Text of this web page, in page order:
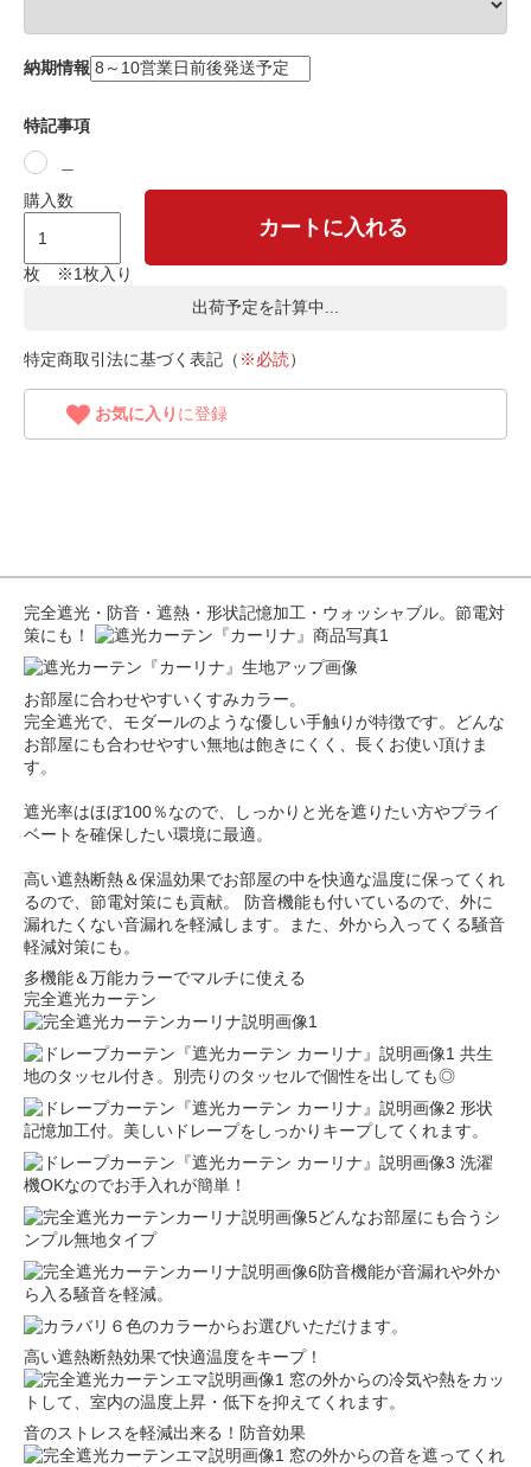
納期情報
特記事項
購入数
枚 ※1枚入り
カートに入れる
出荷予定を計算中...
特定商取引法に基づく表記（ ※必読）
お気に入り に登録
完全遮光・防音・遮熱・形状記憶加工・ウォッシャブル。節電対
策にも！
お部屋に合わせやすいくすみカラー。
完全遮光で、モダールのような優しい手触りが特徴です。どんな
お部屋にも合わせやすい無地は飽きにくく、長くお使い頂けま
す。
遮光率はほぼ100％なので、しっかりと光を遮りたい方やプライ
ベートを確保したい環境に最適。
高い遮熱断熱＆保温効果でお部屋の中を快適な温度に保ってくれ
るので、節電対策にも貢献。 防音機能も付いているので、外に
漏れたくない音漏れを軽減します。また、外から入ってくる騒音
軽減対策にも。
多機能＆万能カラーでマルチに使える
完全遮光カーテン
共生
地のタッセル付き。別売りのタッセルで個性を出しても◎
形状
記憶加工付。美しいドレープをしっかりキープしてくれます。
洗濯
機OKなのでお手入れが簡単！
どんなお部屋にも合うシ
ンプル無地タイプ
防音機能が音漏れや外か
ら入る騒音を軽減。
６色のカラーからお選びいただけます。
高い遮熱断熱効果で快適温度をキープ！
窓の外からの冷気や熱をカッ
トして、室内の温度上昇・低下を抑えてくれます。
音のストレスを軽減出来る！防音効果
窓の外からの音を遮ってくれ